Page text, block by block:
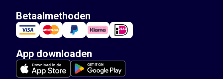
Betaalmethoden
App downloaden